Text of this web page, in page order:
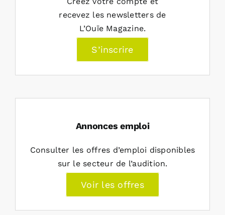
recevez les newsletters de
L’Ouïe Magazine.
S’inscrire
Annonces emploi
Consulter les offres d’emploi disponibles
sur le secteur de l’audition.
Voir les offres